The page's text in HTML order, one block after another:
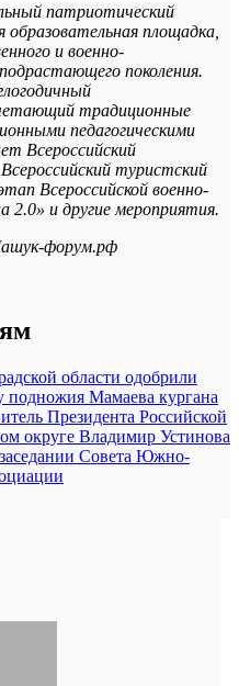
патриотический
площадка,
и военно-
поколения.
традиционные
педагогическими
Всероссийский
туристский
Всероссийской военно-
2.0» и другие мероприятия.
форум.рф
области одобрили
Мамаева кургана
Президента Российской
округе Владимир Устинова
Совета Южно-